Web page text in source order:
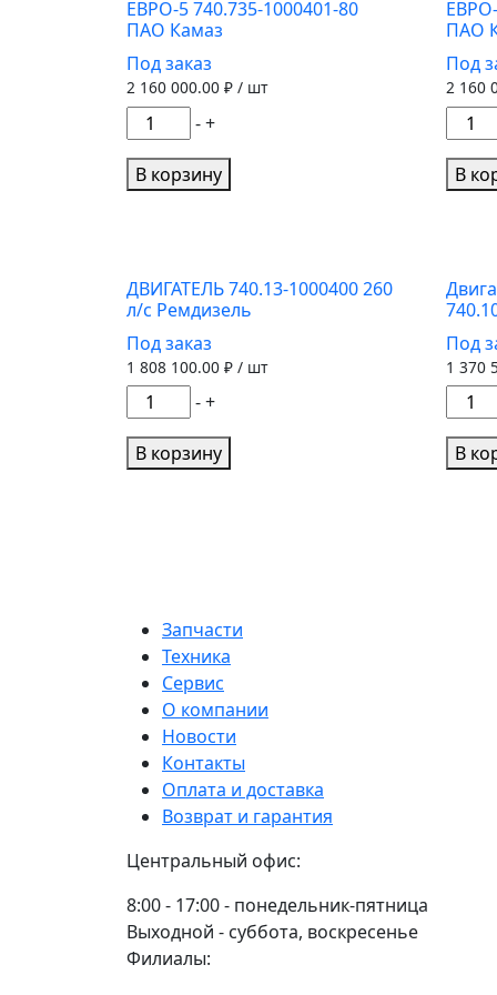
1000412-
50
ПАО
Камаз
52
(ПАО
ЕВРО-5 740.735-1000401-80
ПАО Камаз
Под заказ
2 160 000.00 ₽ / шт
Количество
товара
Двигатель
КАМАЗ
ЕВРО-5
740.735-
1000401-
80
ПАО
Камаз
-+
В корзину
ПАО
Под
2 160
ЕВРО-5
75
ПАО
В
ДВИГАТЕЛЬ 740.13-1000400 260
л/с Ремдизель
Под заказ
1 808 100.00 ₽ / шт
Количество
товара
ДВИГАТЕЛЬ
740.13-
-+
В корзину
Под
1 370
В
Запчасти
Техника
Сервис
О компании
Новости
Контакты
Оплата и доставка
Возврат и гарантия
Центральный офис:
8:00 - 17:00 - понедельник-пятница
Выходной - суббота, воскресенье
Филиалы: